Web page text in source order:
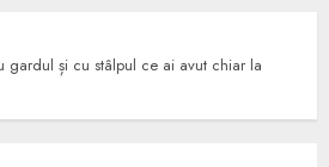
gardul și cu stâlpul ce ai avut chiar la